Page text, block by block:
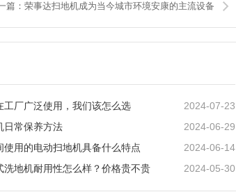
篇：荣事达扫地机成为当今城市环境安康的主流设备
工厂广泛使用，我们该怎么选 2024-07-23
日常保养方法 2024-06-29
使用的电动扫地机具备什么特点 2024-06-14
洗地机耐用性怎么样？价格贵不贵 2024-05-30